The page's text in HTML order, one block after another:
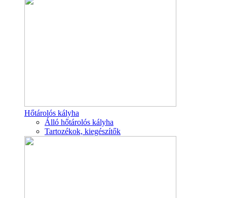
Hőtárolós kályha
Álló hőtárolós kályha
Tartozékok, kiegészítők